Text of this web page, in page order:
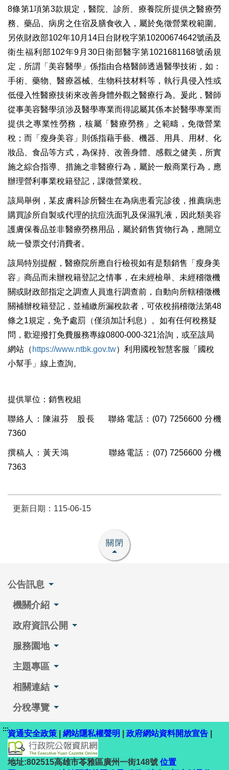
8條第1項第3款規定，醫院、診所、療養院所提供之醫療勞
務、藥品、病房之住宿及膳食收入，屬於免徵營業稅範圍。
另依財政部102年10月14日台財稅字第10200674642號函及
衛生福利部102年9月30日衛部醫字第1021681168號函規
定，所謂「美容醫學」係指由合格醫師透過醫學技術，如：
手術、藥物、醫療器械、生物科技材料等，執行具侵入性或
低侵入性醫療技術來改善身體外觀之醫療行為。爰此，醫師
從事美容醫學須涉及醫學專業而得認屬其係本於醫學專業而
提供之專業性勞務，核屬「醫療勞務」之範疇，免徵營業
稅；而「瘦身美容」則係指藉手藝、機器、用具、用材、化
妝品、食品等方式，為保持、改善身體、感觀之健美，所實
施之綜合指導、措施之非醫療行為，屬於一般商業行為，應
辦理營利事業稅籍登記，課徵營業稅。
該局舉例，某皮膚科診所醫生在為病患看完診後，推薦病患
購買診所自製或代理的抗痘洗面乳及保濕乳液，因此類美容
護膚保養品並非醫療勞務用品，屬於銷售貨物行為，應開立
統一發票交付消費者。
該局特別提醒，醫療院所應自行檢視如有是類銷售「瘦身美
容」商品而未辦稅籍登記之情事，在未經檢舉、未經稽徵機
關或財政部指定之調查人員進行調查前，自動向所轄稽徵機
關補辦稅籍登記，並補繳所漏稅款者，可依稅捐稽徵法第48
條之1規定，免予處罰（僅須加計利息）。如有任何稅務疑
問，歡迎撥打免費服務專線0800-000-321洽詢，或至該局
網站（ https://www.ntbk.gov.tw）利用國稅智慧客服「國稅
小幫手」線上查詢。
提供單位：銷售稅組
聯絡人：陳淑芬 股長 聯絡電話：(07) 7256600 分機
7360
撰稿人：黃天鴻 聯絡電話：(07) 7256600 分機
7363
更新日期：115-06-15
關閉
公告訊息
機關介紹
政府資訊公開
服務園地
主題專區
相關連結
分稅導覽
:::資通安全政策 網站隱私權聲明 政府網站資料開放宣告
地址:802515高雄市苓雅區廣州一街148號 位置